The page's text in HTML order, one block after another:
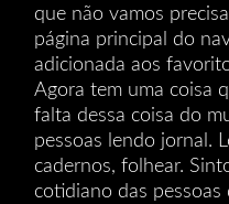
que não vamos
página principal do
adicionada aos
Agora tem uma coisa
falta dessa coisa do
pessoas lendo jornal.
cadernos, folhear.
cotidiano das